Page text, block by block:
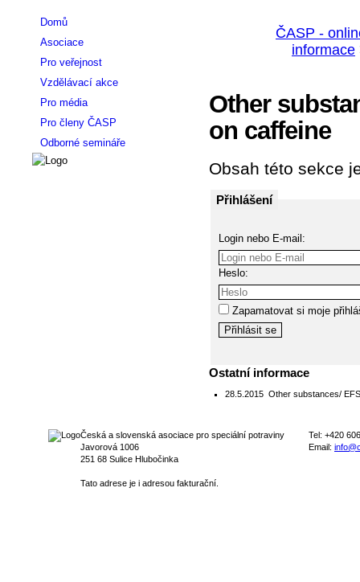
Other
on caffeine
Obsah této sekce
Přihlášení
Login nebo E-mail:
Heslo:
Zapamatovat si moje
Ostatní informace
28.5.2015 Other substances/
Domů
Asociace
Pro veřejnost
Vzdělávací akce
Pro média
Pro členy ČASP
Odborné semináře
Česká a slovenská asociace pro speciální potraviny
Javorová 1006
251 68 Sulice Hlubočinka
Tato adrese je i adresou fakturační.
Tel: +420
Email: